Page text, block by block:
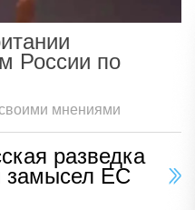
России по
мнениями
разведка
замысел ЕС